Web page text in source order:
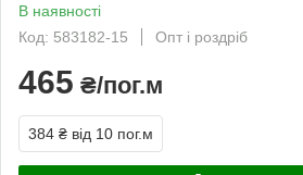
В наявності
Код: 583182-15
Опт і роздріб
465 ₴/пог.м
384 ₴ від 10 пог.м